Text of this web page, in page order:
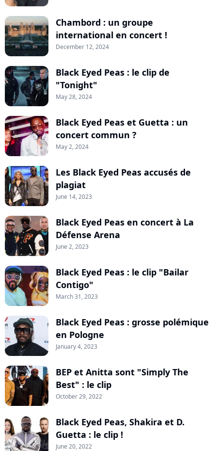
Chambord : un groupe
international en concert !
December 12, 2024
Black Eyed Peas : le clip de
"Tonight"
May 28, 2024
Black Eyed Peas et Guetta : un
concert commun ?
May 2, 2024
Les Black Eyed Peas accusés de
plagiat
June 14, 2023
Black Eyed Peas en concert à La
Défense Arena
June 2, 2023
Black Eyed Peas : le clip "Bailar
Contigo"
March 31, 2023
Black Eyed Peas : grosse polémique
en Pologne
January 4, 2023
BEP et Anitta sont "Simply The
Best" : le clip
October 29, 2022
Black Eyed Peas, Shakira et D.
Guetta : le clip !
June 20, 2022